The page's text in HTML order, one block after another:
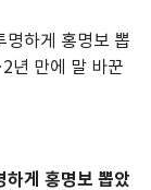
하게 홍명보 뽑았